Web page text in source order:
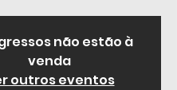
não estão à
venda
outros eventos